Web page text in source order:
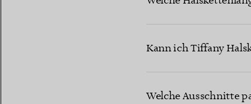
Kann ich Tiffany
Welche Ausschnitte